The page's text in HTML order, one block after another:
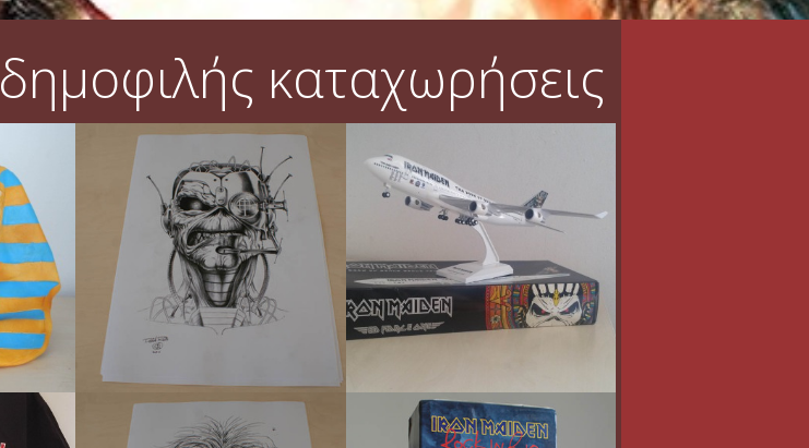
δημοφιλής καταχωρήσεις